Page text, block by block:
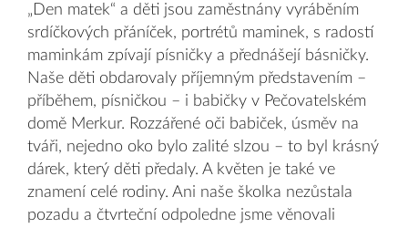
„Den matek“ a děti jsou zaměstnány vyráběním
srdíčkových přáníček, portrétů maminek, s radostí
maminkám zpívají písničky a přednášejí básničky.
Naše děti obdarovaly příjemným představením –
příběhem, písničkou – i babičky v Pečovatelském
domě Merkur. Rozzářené oči babiček, úsměv na
tváři, nejedno oko bylo zalité slzou – to byl krásný
dárek, který děti předaly. A květen je také ve
znamení celé rodiny. Ani naše školka nezůstala
pozadu a čtvrteční odpoledne jsme věnovali